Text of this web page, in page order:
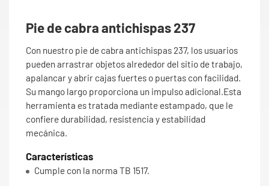
Pie de cabra antichispas 237
Con nuestro pie de cabra antichispas 237, los usuarios
pueden arrastrar objetos alrededor del sitio de trabajo,
apalancar y abrir cajas fuertes o puertas con facilidad.
Su mango largo proporciona un impulso adicional.Esta
herramienta es tratada mediante estampado, que le
confiere durabilidad, resistencia y estabilidad
mecánica.
Características
Cumple con la norma TB 1517.